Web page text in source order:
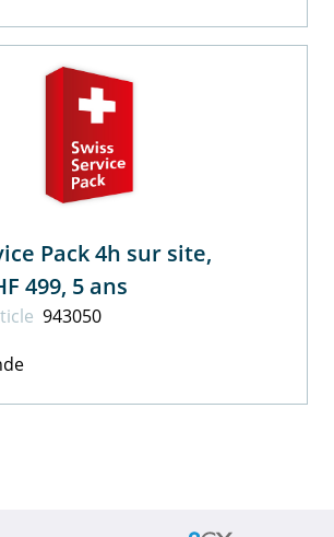
Pack 4h sur site,
499, 5 ans
943050